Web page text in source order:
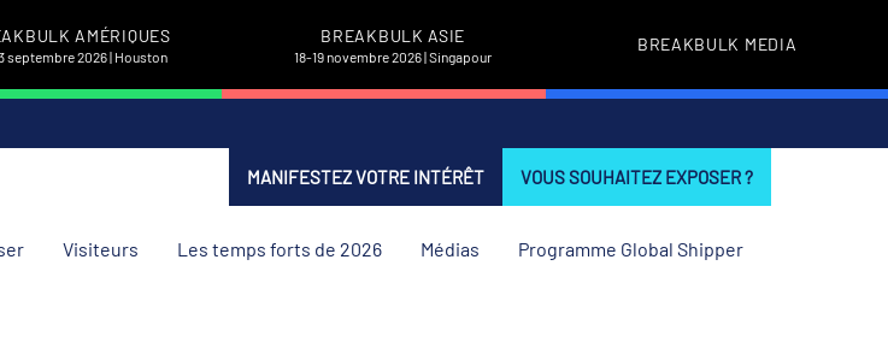
AMÉRIQUES
septembre 2026 | Houston
BREAKBULK ASIE
18-19 novembre 2026 | Singapour
BREAKBULK MEDIA
MANIFESTEZ VOTRE INTÉRÊT VOUS SOUHAITEZ EXPOSER ?
Visiteurs Les temps forts de 2026 Médias Programme Global Shipper